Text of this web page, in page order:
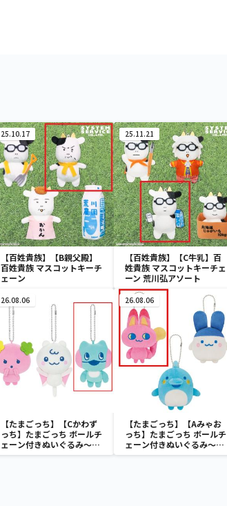
25.10.17
【百姓貴族】【B親父殿】
百姓貴族 マスコットキーチ
ェーン
25.11.21
【百姓貴族】【C牛乳】百
姓貴族 マスコットキーチェ
ーン 荒川弘アソート
26.08.06
【たまごっち】【Cかわず
っち】たまごっち ボールチ
ェーン付きぬいぐるみ～
Tamagotchi Paradise～
26.08.06
【たまごっち】【Aみゃお
っち】たまごっち ボールチ
ェーン付きぬいぐるみ～
Tamagotchi Paradise～